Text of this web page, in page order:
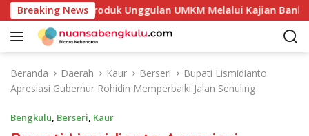
a
Breaking News
Potensi Produk Unggulan UMKM Melalui Kajian Bank
Beranda Daerah Kaur Berseri
Bupati Lismidianto
Apresiasi Gubernur Rohidin Memperbaiki Jalan Senuling
Bengkulu, Berseri, Kaur